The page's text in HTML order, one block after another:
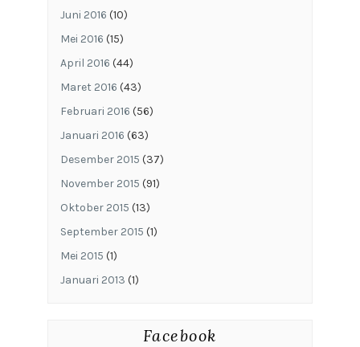
Juni 2016 (10)
Mei 2016 (15)
April 2016 (44)
Maret 2016 (43)
Februari 2016 (56)
Januari 2016 (63)
Desember 2015 (37)
November 2015 (91)
Oktober 2015 (13)
September 2015 (1)
Mei 2015 (1)
Januari 2013 (1)
Facebook